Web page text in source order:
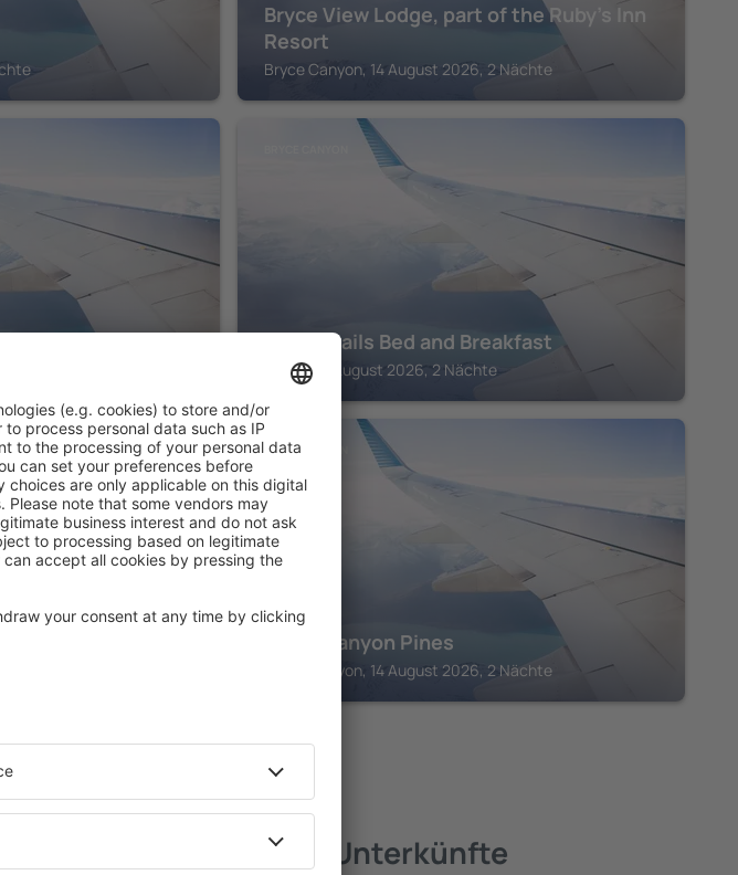
Bryce View Lodge, part of the Ruby’s Inn
Resort
Bryce Canyon, 14 August 2026, 2 Nächte
Nächte
Bryce Trails Bed and Breakfast
Tropic, 14 August 2026, 2 Nächte
BRYCE CANYON
Bryce Canyon Pines
Bryce Canyon, 14 August 2026, 2 Nächte
in Bryce Canyon
Bryce Canyon – beste Unterkünfte